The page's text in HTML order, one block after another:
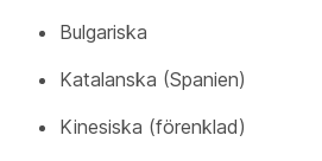
Bulgariska
Katalanska (Spanien)
Kinesiska (förenklad)